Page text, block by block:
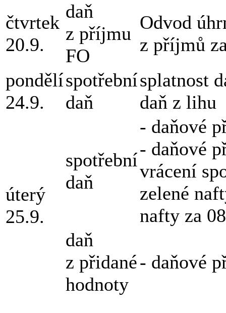
čtvrtek
20.9.
daň
z příjmu
FO
Odvod
z příjmů
pondělí
24.9.
spotřební
daň
splatnost
daň z lihu
úterý
25.9.
spotřební
daň
- daňové
- daňové
vrácení
zelené
nafty za
daň
z přidané
hodnoty
- daňové